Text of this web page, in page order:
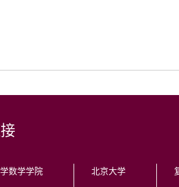
数学学院 北京大学